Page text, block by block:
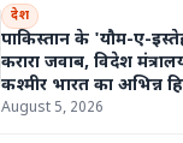
देश
पाकिस्तान के 'यौम-ए-
करारा जवाब, विदेश
कश्मीर भारत का अभिन्न
August 5, 2026